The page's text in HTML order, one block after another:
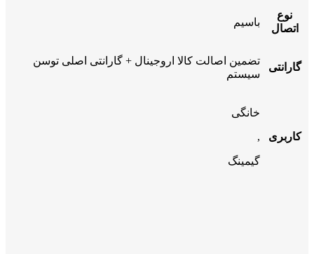
نوع
اتصال
باسیم
گارانتی
تضمین اصالت کالا اروجینال + گارانتی اصلی توسن
سیستم
کاربری
خانگی
,
گیمینگ